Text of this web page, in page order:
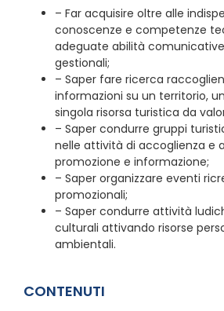
– Far acquisire oltre alle
conoscenze e competenze
adeguate abilità
gestionali;
– Saper fare ricerca
informazioni su un territorio,
singola risorsa turistica da
– Saper condurre gruppi
nelle attività di accoglienza e
promozione e informazione;
– Saper organizzare eventi
promozionali;
– Saper condurre attività
culturali attivando risorse
ambientali.
CONTENUTI